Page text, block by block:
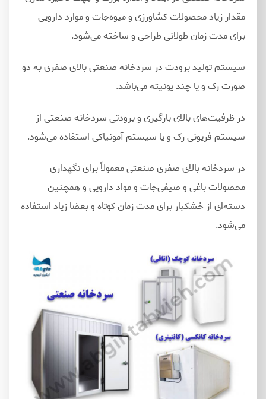
مقدار زیاد محصولات کشاورزی و میوهجات و موارد دارویی
برای مدت زمان طولانی طراحی و ساخته میشود.
سیستم تولید برودت در سردخانه صنعتی بالای صفری به دو
صورت رک و یا چند یونیته میباشد.
در ظرفیتهای بالای بارگیری و برودتی سردخانه صنعتی از
سیستم فریونی رک و یا سیستم آمونیاکی استفاده میشود.
در سردخانه بالای صفری صنعتی معمولاً برای نگهداری
محصولات باغی و صیفیجات و مواد دارویی و همچنین
دستهای از خشکبار برای مدت زمان کوتاه و بعضا زیاد استفاده
میشود.